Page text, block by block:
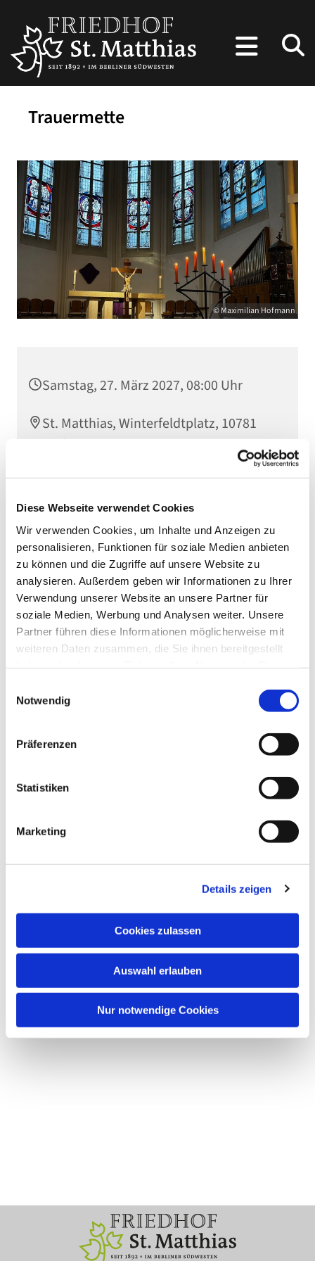
Diese Webseite verwendet Cookies
Wir verwenden Cookies, um Inhalte und Anzeigen zu
personalisieren, Funktionen für soziale Medien anbieten
zu können und die Zugriffe auf unsere Website zu
analysieren. Außerdem geben wir Informationen zu Ihrer
Verwendung unserer Website an unsere Partner für
soziale Medien, Werbung und Analysen weiter. Unsere
Partner führen diese Informationen möglicherweise mit
weiteren Daten zusammen, die Sie ihnen bereitgestellt
Notwendig
Präferenzen
Statistiken
Marketing
Details zeigen
Cookies zulassen
Auswahl erlauben
Nur notwendige Cookies
Trauermette
© Maximilian Hofmann
Samstag, 27. März 2027, 08:00 Uhr
St. Matthias, Winterfeldtplatz, 10781
Berlin